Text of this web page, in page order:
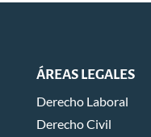
ÁREAS LEGALES
Derecho Laboral
Derecho Civil